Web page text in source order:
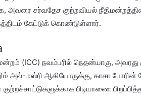
அவரை சர்வதேச குற்றவியல்
கேட்டுக் கொண்டுள்ளார்.
(ICC) நவம்பரில் நெதன்யாகு, அவரது
மஸ்ரி ஆகியோருக்கு, காசா போரின்
பிடியாணை